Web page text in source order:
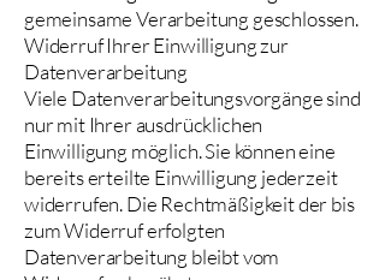
gemeinsame Verarbeitung geschlossen.
Widerruf Ihrer Einwilligung zur
Datenverarbeitung
Viele Datenverarbeitungsvorgänge sind
nur mit Ihrer ausdrücklichen
Einwilligung möglich. Sie können eine
bereits erteilte Einwilligung jederzeit
widerrufen. Die Rechtmäßigkeit der bis
zum Widerruf erfolgten
Datenverarbeitung bleibt vom